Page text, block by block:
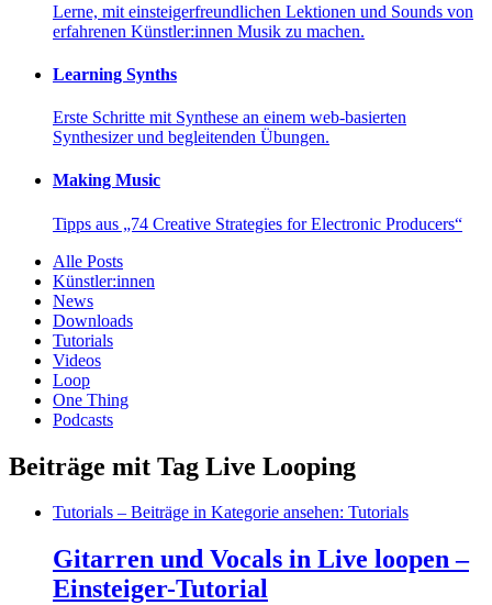
Lerne, mit einsteigerfreundlichen Lektionen und Sounds von
erfahrenen Künstler:innen Musik zu machen.
Learning Synths
Erste Schritte mit Synthese an einem web-basierten
Synthesizer und begleitenden Übungen.
Making Music
Tipps aus „74 Creative Strategies for Electronic Producers“
Alle Posts
Künstler:innen
News
Downloads
Tutorials
Videos
Loop
One Thing
Podcasts
Beiträge mit Tag Live Looping
Tutorials – Beiträge in Kategorie ansehen: Tutorials
Gitarren und Vocals in Live loopen –
Einsteiger-Tutorial